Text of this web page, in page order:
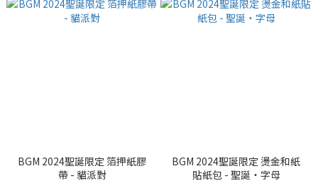
BGM 2024聖誕限定 箔押紙膠
帶 - 貓派對
BGM 2024聖誕限定 燙金和紙
貼紙包 - 聖誕・字母